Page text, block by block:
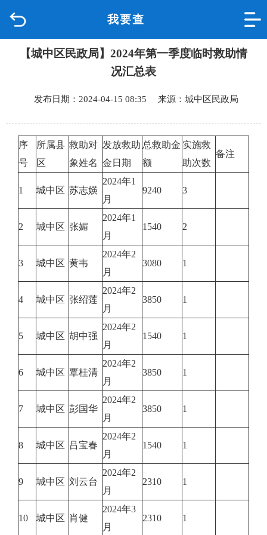
我要查
品质城中
政府信息公开
互动回应
【城中区民政局】2024年第一季度临时救助情
况汇总表
发布日期：2024-04-15 08:35 来源：城中区民政局
序
号
所属县
区
救助对
象姓名
发放救助
金日期
总救助金
额
实施救
助次数
备注
1 城中区 苏志媖
2024年1
月
9240 3
2 城中区 张媚
2024年1
月
1540 2
3 城中区 黄韦
2024年2
月
3080 1
4 城中区 张绍莲
2024年2
月
3850 1
5 城中区 胡中强
2024年2
月
1540 1
6 城中区 覃桂清
2024年2
月
3850 1
7 城中区 彭国华
2024年2
月
3850 1
8 城中区 吕宝春
2024年2
月
1540 1
9 城中区 刘云台
2024年2
月
2310 1
10 城中区 肖健
2024年3
月
2310 1